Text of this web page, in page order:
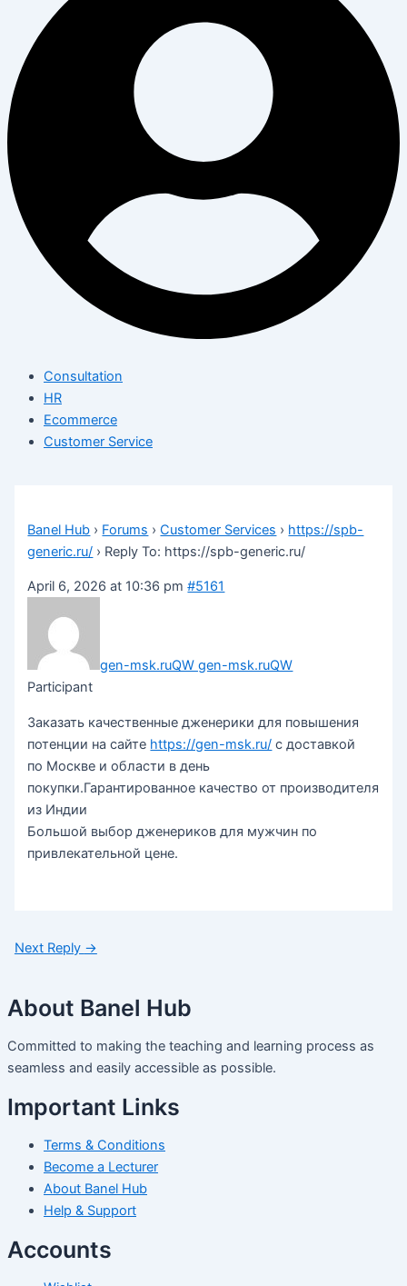
Consultation
HR
Ecommerce
Customer Service
Banel Hub › Forums › Customer Services › https://spb-
generic.ru/ › Reply To: https://spb-generic.ru/
April 6, 2026 at 10:36 pm #5161
gen-msk.ruQW gen-msk.ruQW
Participant
Заказать качественные дженерики для повышения
потенции на сайте https://gen-msk.ru/ с доставкой
по Москве и области в день
покупки.Гарантированное качество от производителя
из Индии
Большой выбор дженериков для мужчин по
привлекательной цене.
Next Reply →
About Banel Hub
Committed to making the teaching and learning process as
seamless and easily accessible as possible.
Important Links
Terms & Conditions
Become a Lecturer
About Banel Hub
Help & Support
Accounts